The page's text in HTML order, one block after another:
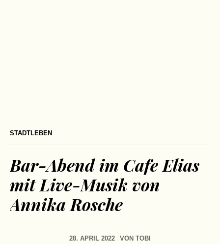
STADTLEBEN
Bar-Abend im Cafe Elias
mit Live-Musik von
Annika Rosche
28. APRIL 2022 VON TOBI